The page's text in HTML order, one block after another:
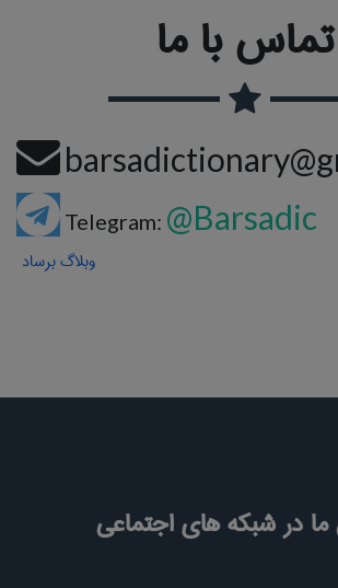
تماس با ما
Telegram: @Barsadic
وبلاگ برساد
در شبکه های اجتماعی